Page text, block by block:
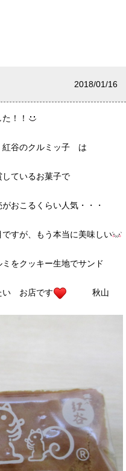
2018/01/16
！！
谷のクルミッ子 は
ているお菓子で
おこるくらい人気・・・
すが、もう本当に美味しい
をクッキー生地でサンド
い お店です 秋山